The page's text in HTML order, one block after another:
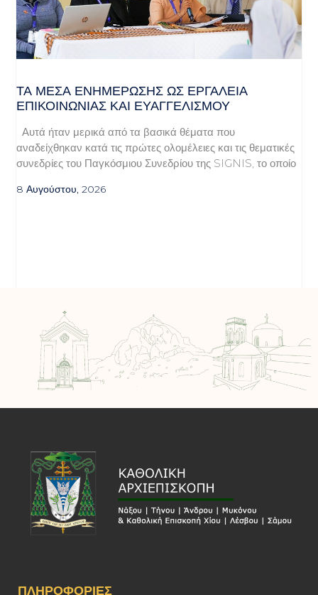
ΤΑ ΜΈΣΑ ΕΝΗΜΈΡΩΣΗΣ ΩΣ ΕΡΓΑΛΕΊΑ
ΕΠΙΚΟΙΝΩΝΊΑΣ ΚΑΙ ΕΥΑΓΓΕΛΙΣΜΟΎ
Αυτά ήταν μερικά από τα βασικά θέματα που
αναδείχθηκαν κατά τις πρώτες ολομέλειες και τις θεματικές
συνεδρίες του Παγκόσμιου Συνεδρίου της SIGNIS, το οποίο
8 Αυγούστου, 2026
ΠΛΗΡΟΦΟΡΊΕΣ